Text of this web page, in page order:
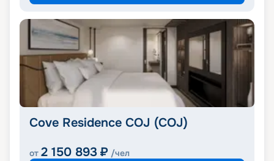
Cove Residence COJ (COJ)
от 2 150 893 ₽ /чел